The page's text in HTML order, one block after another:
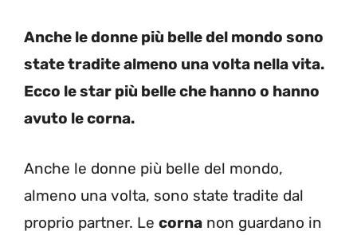
Anche le donne più belle del mondo sono
state tradite almeno una volta nella vita.
Ecco le star più belle che hanno o hanno
avuto le corna.
Anche le donne più belle del mondo,
almeno una volta, sono state tradite dal
proprio partner. Le corna non guardano in